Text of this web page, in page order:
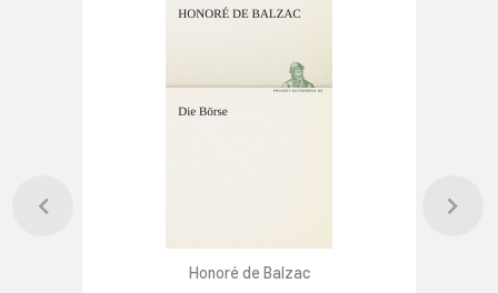
Honoré de Balzac